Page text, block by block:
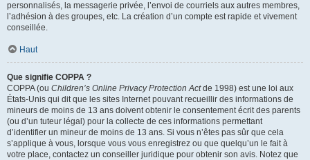
personnalisés, la messagerie privée, l’envoi de courriels aux autres membres,
l’adhésion à des groupes, etc. La création d’un compte est rapide et vivement
conseillée.
Haut
Que signifie COPPA ?
COPPA (ou Children’s Online Privacy Protection Actde 1998) est une loi aux
États-Unis qui dit que les sites Internet pouvant recueillir des informations de
mineurs de moins de 13 ans doivent obtenir le consentement écrit des parents
(ou d’un tuteur légal) pour la collecte de ces informations permettant
d’identifier un mineur de moins de 13 ans. Si vous n’êtes pas sûr que cela
s’applique à vous, lorsque vous vous enregistrez ou que quelqu’un le fait à
votre place, contactez un conseiller juridique pour obtenir son avis. Notez que